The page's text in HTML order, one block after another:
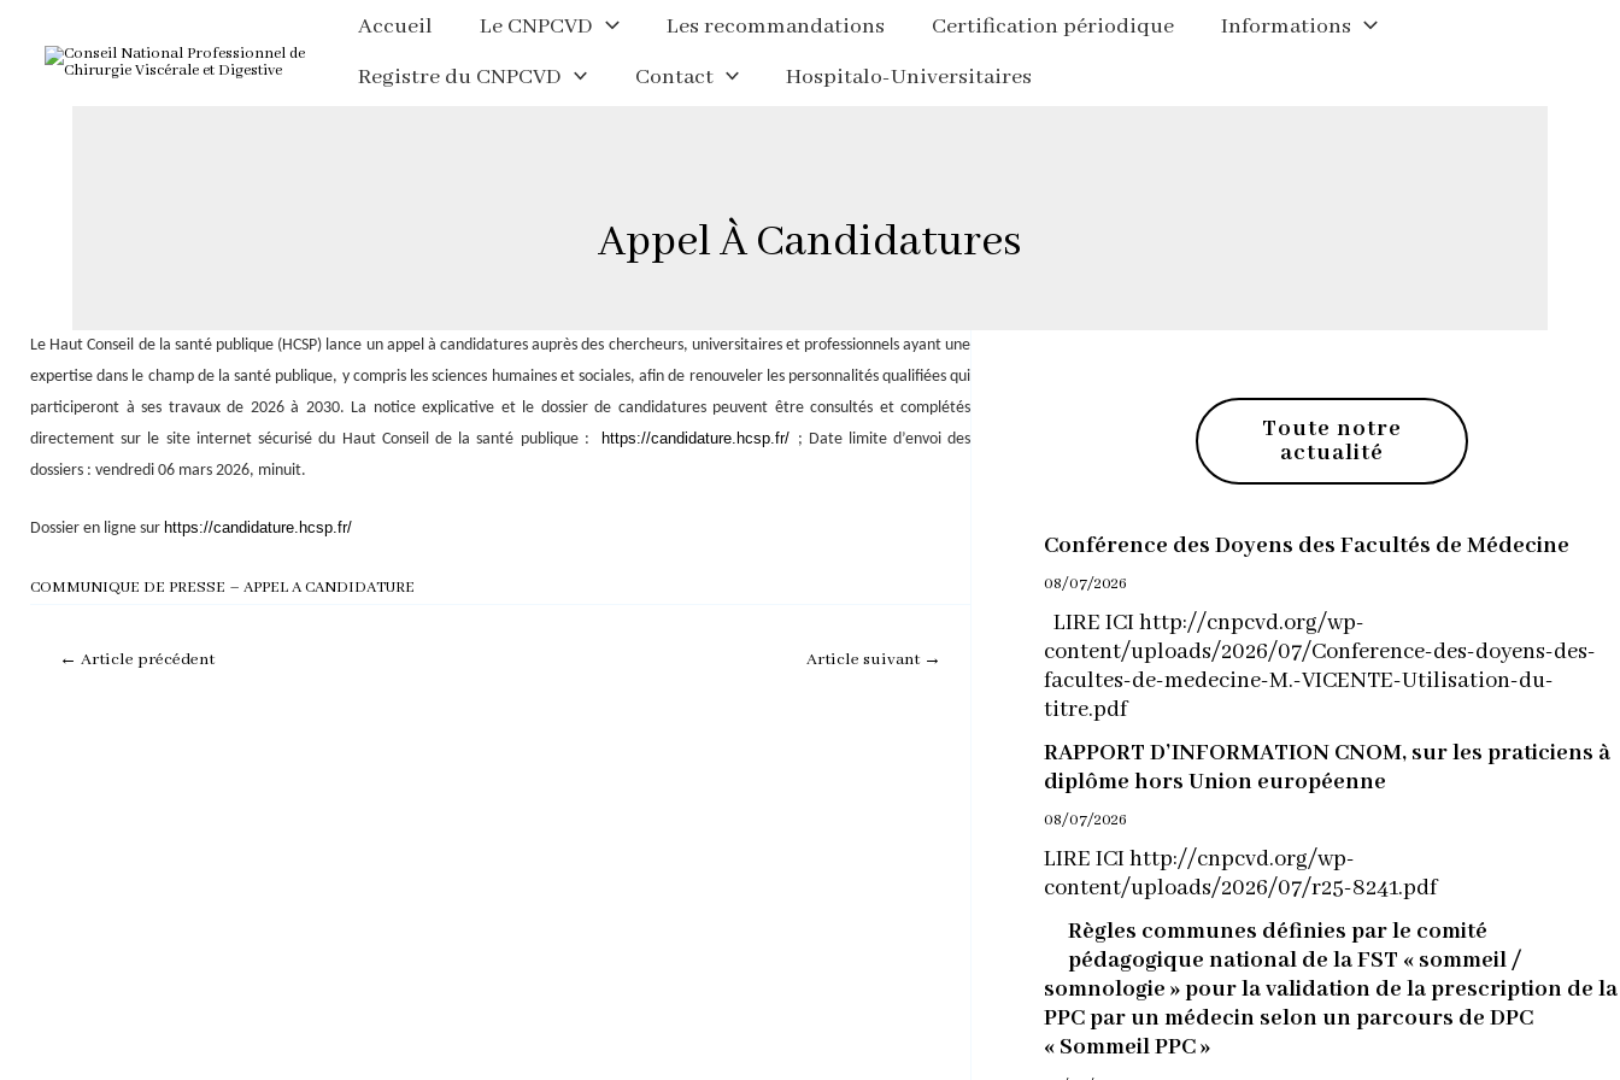
Accueil Le CNPCVD Les recommandations Certification périodique
Informations
Registre du CNPCVD
Contact Hospitalo-Universitaires
Appel À Candidatures
Le Haut Conseil de la santé publique (HCSP) lance un appel à candidatures auprès des chercheurs, universitaires et professionnels ayant une
expertise dans le champ de la santé publique, y compris les sciences humaines et sociales, afin de renouveler les personnalités qualifiées qui
participeront à ses travaux de 2026 à 2030. La notice explicative et le dossier de candidatures peuvent être consultés et complétés
directement sur le site internet sécurisé du Haut Conseil de la santé publique :
https://candidature.hcsp.fr/ ; Date limite d’envoi des
dossiers : vendredi 06 mars 2026, minuit.
Dossier en ligne sur https://candidature.hcsp.fr/
COMMUNIQUE DE PRESSE – APPEL A CANDIDATURE
← Article précédent Article suivant →
Toute notre
actualité
Conférence des Doyens des Facultés de Médecine
08/07/2026
LIRE ICI http://cnpcvd.org/wp-
content/uploads/2026/07/Conference-des-doyens-des-
facultes-de-medecine-M.-VICENTE-Utilisation-du-
titre.pdf
RAPPORT D’INFORMATION CNOM, sur les praticiens à
diplôme hors Union européenne
08/07/2026
LIRE ICI http://cnpcvd.org/wp-
content/uploads/2026/07/r25-8241.pdf
Règles communes définies par le comité
pédagogique national de la FST « sommeil /
somnologie » pour la validation de la prescription de la
PPC par un médecin selon un parcours de DPC
« Sommeil PPC »